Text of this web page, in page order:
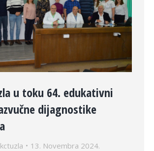
u toku 64. edukativni
dijagnostike
13. Novembra 2024.